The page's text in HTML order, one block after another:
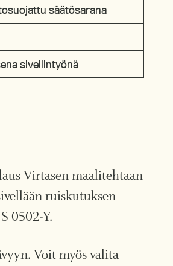
säätösarana
sivellintyönä
Virtasen maalitehtaan
ruiskutuksen
0502-Y.
Voit myös valita